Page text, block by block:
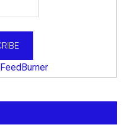
FeedBurner